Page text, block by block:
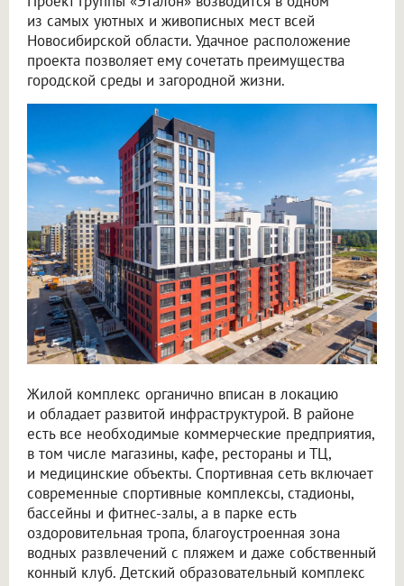
из самых уютных и живописных мест всей
Новосибирской области. Удачное расположение
проекта позволяет ему сочетать преимущества
городской среды и загородной жизни.
Жилой комплекс органично вписан в локацию
и обладает развитой инфраструктурой. В районе
есть все необходимые коммерческие предприятия,
в том числе магазины, кафе, рестораны и ТЦ,
и медицинские объекты. Спортивная сеть включает
современные спортивные комплексы, стадионы,
бассейны и фитнес-залы, а в парке есть
оздоровительная тропа, благоустроенная зона
водных развлечений с пляжем и даже собственный
конный клуб. Детский образовательный комплекс